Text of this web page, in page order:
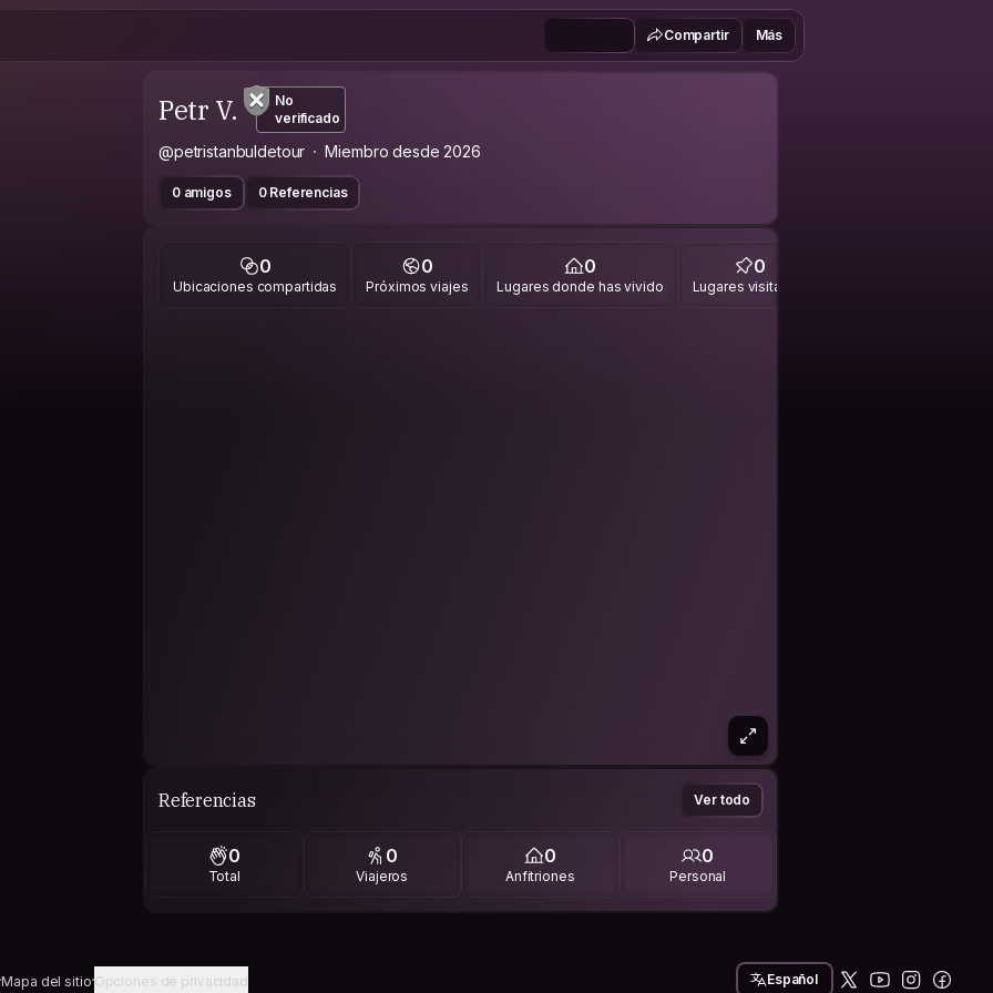
Compartir Más
Petr V.
No
verificado
@petristanbuldetour Miembro desde 2026
0 amigos 0 Referencias
0
Ubicaciones compartidas
0
Próximos viajes
0
Lugares donde has vivido
0
Lugares visitados
Referencias Ver todo
0
Total
0
Viajeros
0
Anfitriones
0
Personal
Mapa del sitioOpciones de privacidad Español